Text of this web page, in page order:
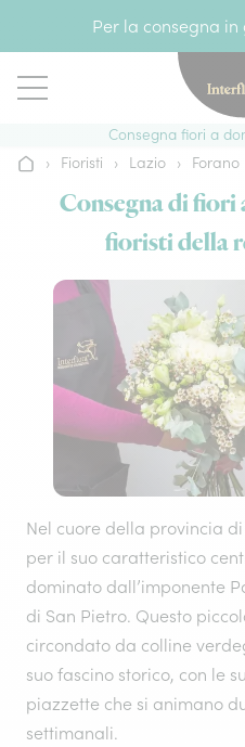
Per la consegna
Consegna fiori a
Home› Fioristi › Lazio › Forano
Consegna di
fioristi della
Nel cuore della provincia
per il suo caratteristico
dominato dall’imponente
di San Pietro. Questo
circondato da colline
suo fascino storico, con le
piazzette che si animano
settimanali.